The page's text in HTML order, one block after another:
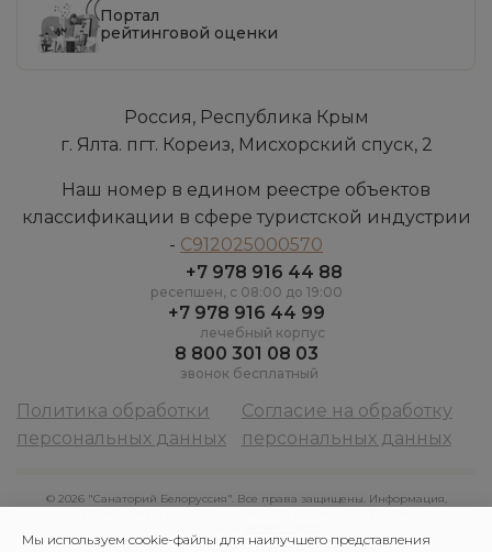
Портал
рейтинговой оценки
Россия, Республика Крым
г. Ялта. пгт. Кореиз, Мисхорский спуск, 2
Наш номер в едином реестре объектов
классификации в сфере туристской индустрии
- С912025000570
+7 978 916 44 88
ресепшен, c 08:00 до 19:00
+7 978 916 44 99
лечебный корпус
8 800 301 08 03
звонок бесплатный
Политика обработки
персональных данных
Согласие на обработку
персональных данных
© 2026 "Санаторий Белоруссия". Все права защищены. Информация,
Мы используем cookie-файлы для наилучшего представления